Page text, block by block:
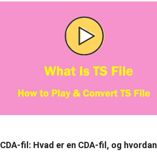
CDA-fil: Hvad er en CDA-fil, og hvordan